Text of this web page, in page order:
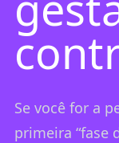
Se você for a
primeira “fase